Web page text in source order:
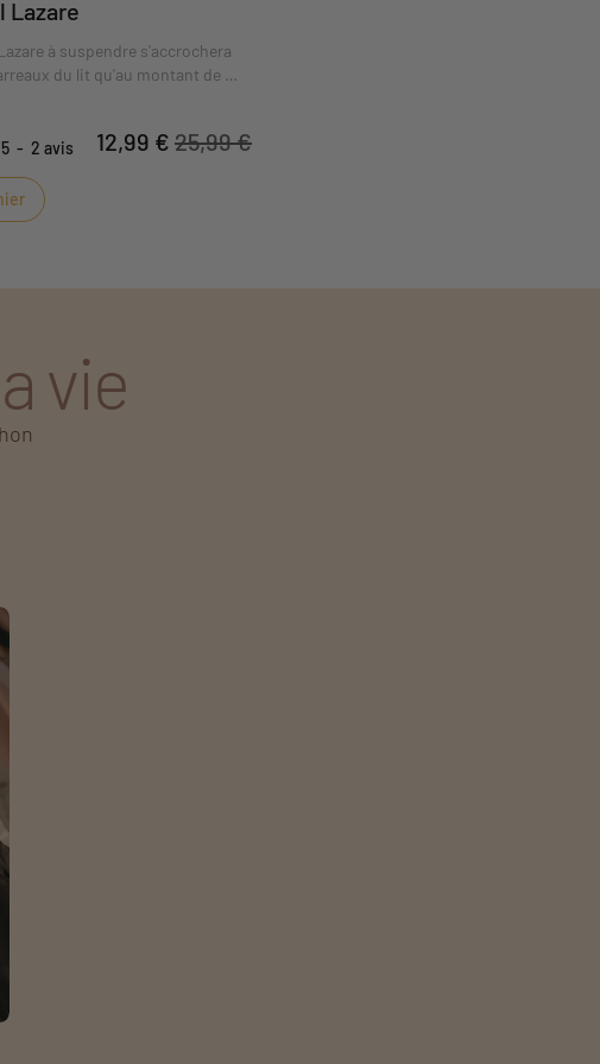
Lazare
à suspendre s'accrochera
du lit qu'au montant de la
5 - 2 avis 12,99 € 25,99 €
vie